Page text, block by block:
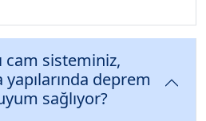
cam sisteminiz,
deprem
sağlıyor?